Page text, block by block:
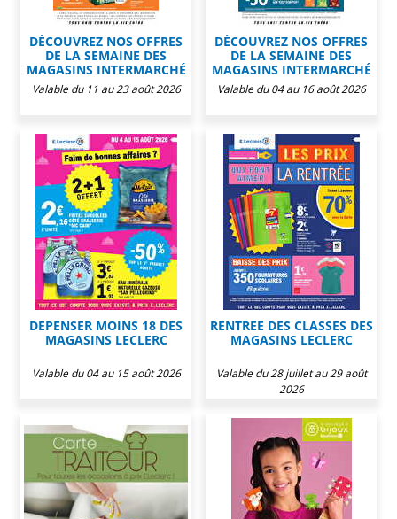
DÉCOUVREZ NOS OFFRES
DE LA SEMAINE DES
MAGASINS INTERMARCHÉ
Valable du 11 au 23 août 2026
DÉCOUVREZ NOS OFFRES
DE LA SEMAINE DES
MAGASINS INTERMARCHÉ
Valable du 04 au 16 août 2026
DEPENSER MOINS 18 DES
MAGASINS LECLERC
Valable du 04 au 15 août 2026
RENTREE DES CLASSES DES
MAGASINS LECLERC
Valable du 28 juillet au 29 août
2026